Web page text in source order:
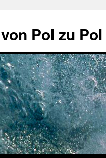
Pol zu Pol